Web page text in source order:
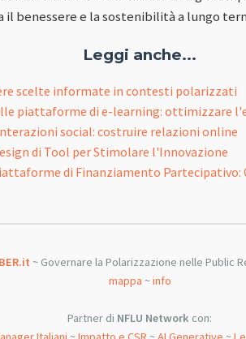
benessere e la sostenibilità a lungo
Leggi anche...
scelte informate in contesti polarizzati
piattaforme di e-learning: ottimizzare
social: costruire relazioni online
di Tool per Stimolare l'Innovazione
di Finanziamento
~ Governare la Polarizzazione nelle Public
mappa ~info
Partner di NFLU Network con: